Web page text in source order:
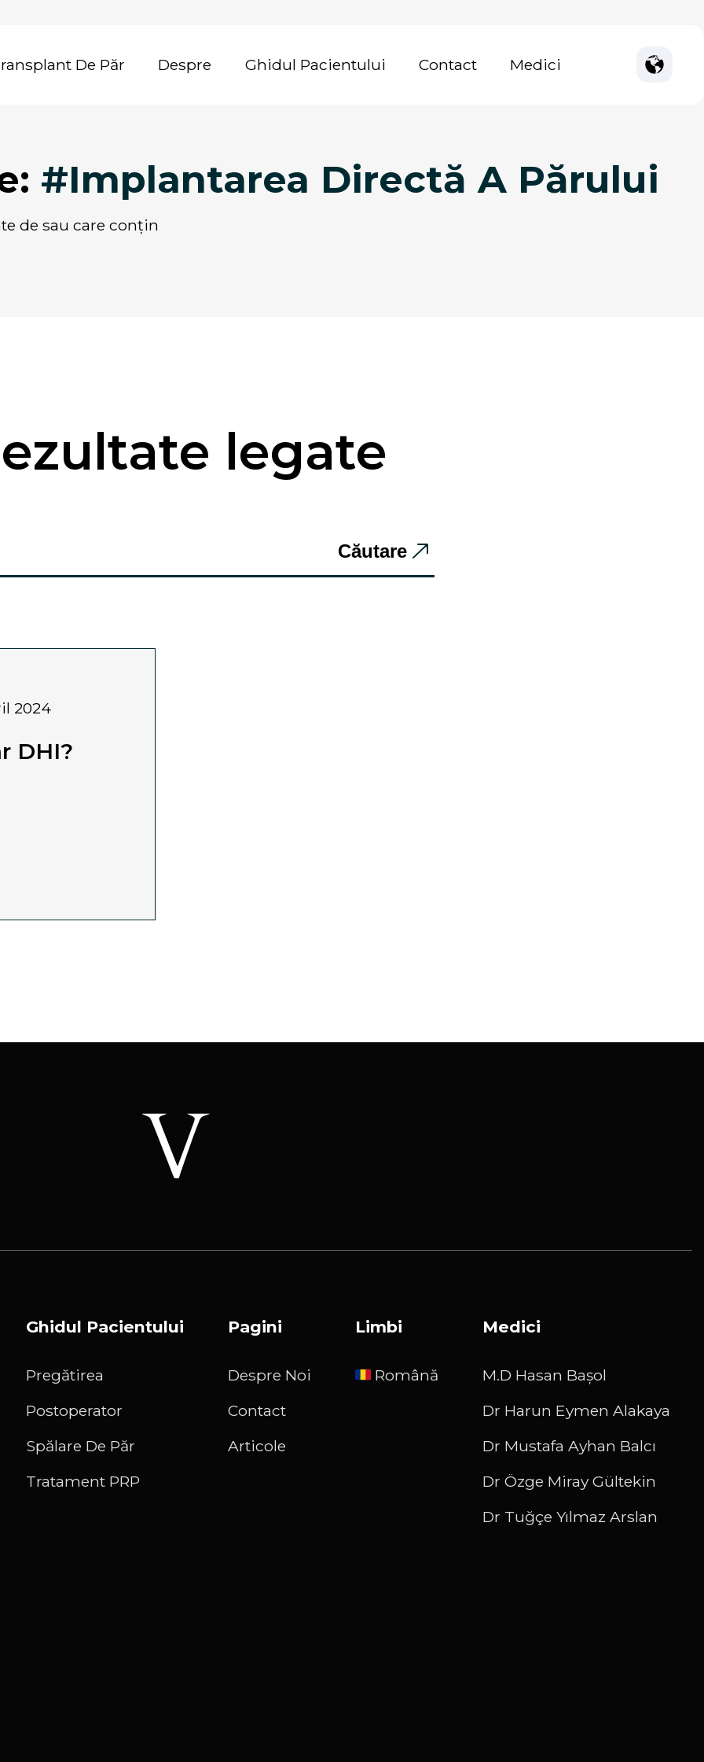
Transplant De Păr Despre Ghidul Pacientului Contact Medici
#Implantarea Directă A Părului
legate
Căutare
2024
DHI?
Ghidul Pacientului
Pregătirea
Postoperator
Spălare De Păr
Tratament PRP
Pagini
Despre Noi
Contact
Articole
Limbi
Română
Medici
M.D Hasan Başol
Dr Harun Eymen Alakaya
Dr Mustafa Ayhan Balcı
Dr Özge Miray Gültekin
Dr Tuğçe Yılmaz Arslan